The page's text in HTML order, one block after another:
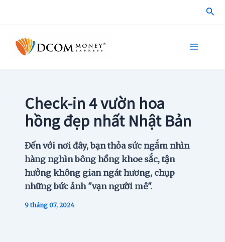
Check-in 4 vườn hoa
hồng đẹp nhất Nhật Bản
Đến với nơi đây, bạn thỏa sức ngắm nhìn
hàng nghìn bông hồng khoe sắc, tận
hưởng không gian ngát hương, chụp
những bức ảnh "vạn người mê".
9 tháng 07, 2024